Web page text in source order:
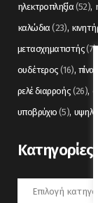
ηλεκτροπληξία (52)
καλώδια (23)
μετασχηματιστής(7)
ουδέτερος (16)
ρελέ διαρροής (26)
υποβρύχιο (5)
Kατηγορίες
Kατηγορίες